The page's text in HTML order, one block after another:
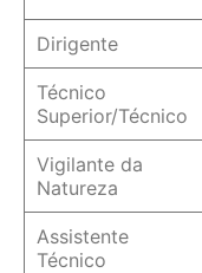
Dirigente
Técnico
Superior/Técnico
Vigilante da
Natureza
Assistente
Técnico